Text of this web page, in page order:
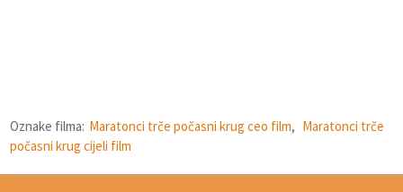
Oznake filma: Maratonci trče počasni krug ceo film, Maratonci trče
počasni krug cijeli film